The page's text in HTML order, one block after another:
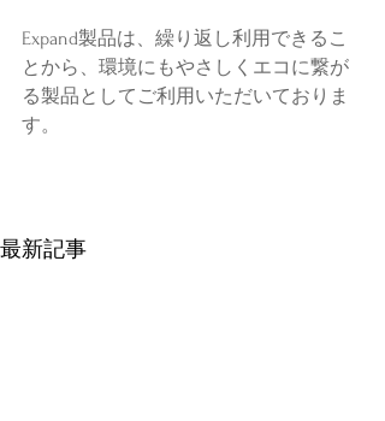
Expand製品は、繰り返し利用できるこ
とから、環境にもやさしくエコに繋が
る製品としてご利用いただいておりま
す。
最新記事